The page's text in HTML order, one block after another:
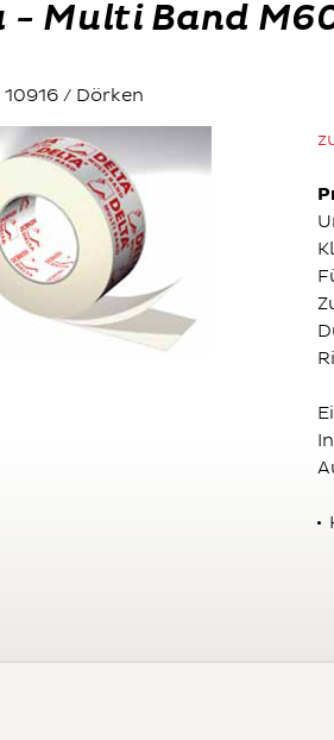
- Multi Band
/ Dörken